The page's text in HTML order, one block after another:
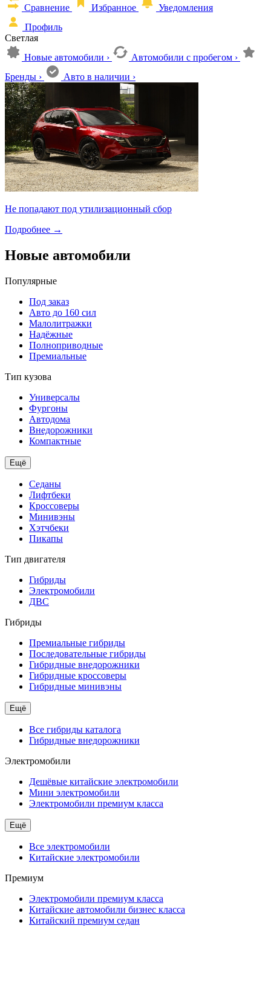
Сравнение Избранное
Уведомления
Профиль
Светлая
Новые автомобили › Автомобили с пробегом ›
Бренды › Авто в наличии ›
Не попадают под утилизационный сбор
Подробнее →
Новые автомобили
Популярные
Под заказ
Авто до 160 сил
Малолитражки
Надёжные
Полноприводные
Премиальные
Тип кузова
Универсалы
Фургоны
Автодома
Внедорожники
Компактные
Ещё
Седаны
Лифтбеки
Кроссоверы
Минивэны
Хэтчбеки
Пикапы
Тип двигателя
Гибриды
Электромобили
ДВС
Гибриды
Премиальные гибриды
Последовательные гибриды
Гибридные внедорожники
Гибридные кроссоверы
Гибридные минивэны
Ещё
Все гибриды каталога
Гибридные внедорожники
Электромобили
Дешёвые китайские электромобили
Мини электромобили
Электромобили премиум класса
Ещё
Все электромобили
Китайские электромобили
Премиум
Электромобили премиум класса
Китайские автомобили бизнес класса
Китайский премиум седан